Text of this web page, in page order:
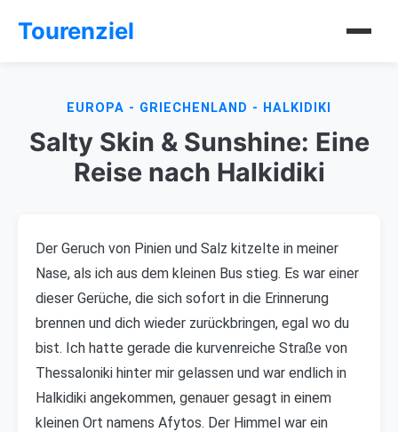
Tourenziel
EUROPA - GRIECHENLAND - HALKIDIKI
Salty Skin & Sunshine: Eine
Reise nach Halkidiki
Der Geruch von Pinien und Salz kitzelte in meiner
Nase, als ich aus dem kleinen Bus stieg. Es war einer
dieser Gerüche, die sich sofort in die Erinnerung
brennen und dich wieder zurückbringen, egal wo du
bist. Ich hatte gerade die kurvenreiche Straße von
Thessaloniki hinter mir gelassen und war endlich in
Halkidiki angekommen, genauer gesagt in einem
kleinen Ort namens Afytos. Der Himmel war ein